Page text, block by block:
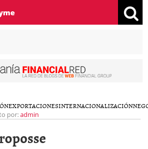
EXPORTACIONESINTERNACIONALIZACIÓN
por:admin